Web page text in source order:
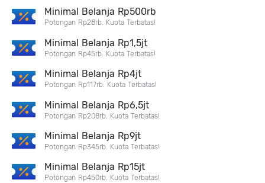
Minimal Belanja Rp500rb
Potongan Rp28rb. Kuota Terbatas!
Minimal Belanja Rp1,5jt
Potongan Rp45rb. Kuota Terbatas!
Minimal Belanja Rp4jt
Potongan Rp117rb. Kuota Terbatas!
Minimal Belanja Rp6,5jt
Potongan Rp208rb. Kuota Terbatas!
Minimal Belanja Rp9jt
Potongan Rp345rb. Kuota Terbatas!
Minimal Belanja Rp15jt
Potongan Rp450rb. Kuota Terbatas!